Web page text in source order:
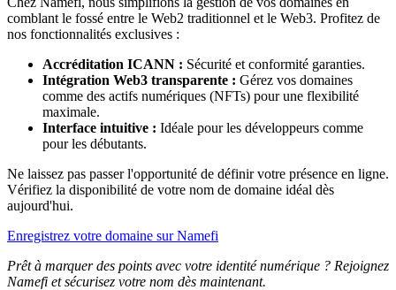
comblant le fossé entre le Web2 traditionnel et le Web3. Profitez de
nos fonctionnalités exclusives :
Accréditation ICANN : Sécurité et conformité garanties.
Intégration Web3 transparente : Gérez vos domaines
comme des actifs numériques (NFTs) pour une flexibilité
maximale.
Interface intuitive : Idéale pour les développeurs comme
pour les débutants.
Ne laissez pas passer l'opportunité de définir votre présence en ligne.
Vérifiez la disponibilité de votre nom de domaine idéal dès
aujourd'hui.
Enregistrez votre domaine sur Namefi
Prêt à marquer des points avec votre identité numérique ? Rejoignez
Namefi et sécurisez votre nom dès maintenant.